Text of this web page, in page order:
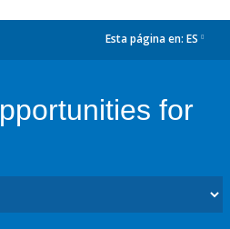
Esta página en: ES
for